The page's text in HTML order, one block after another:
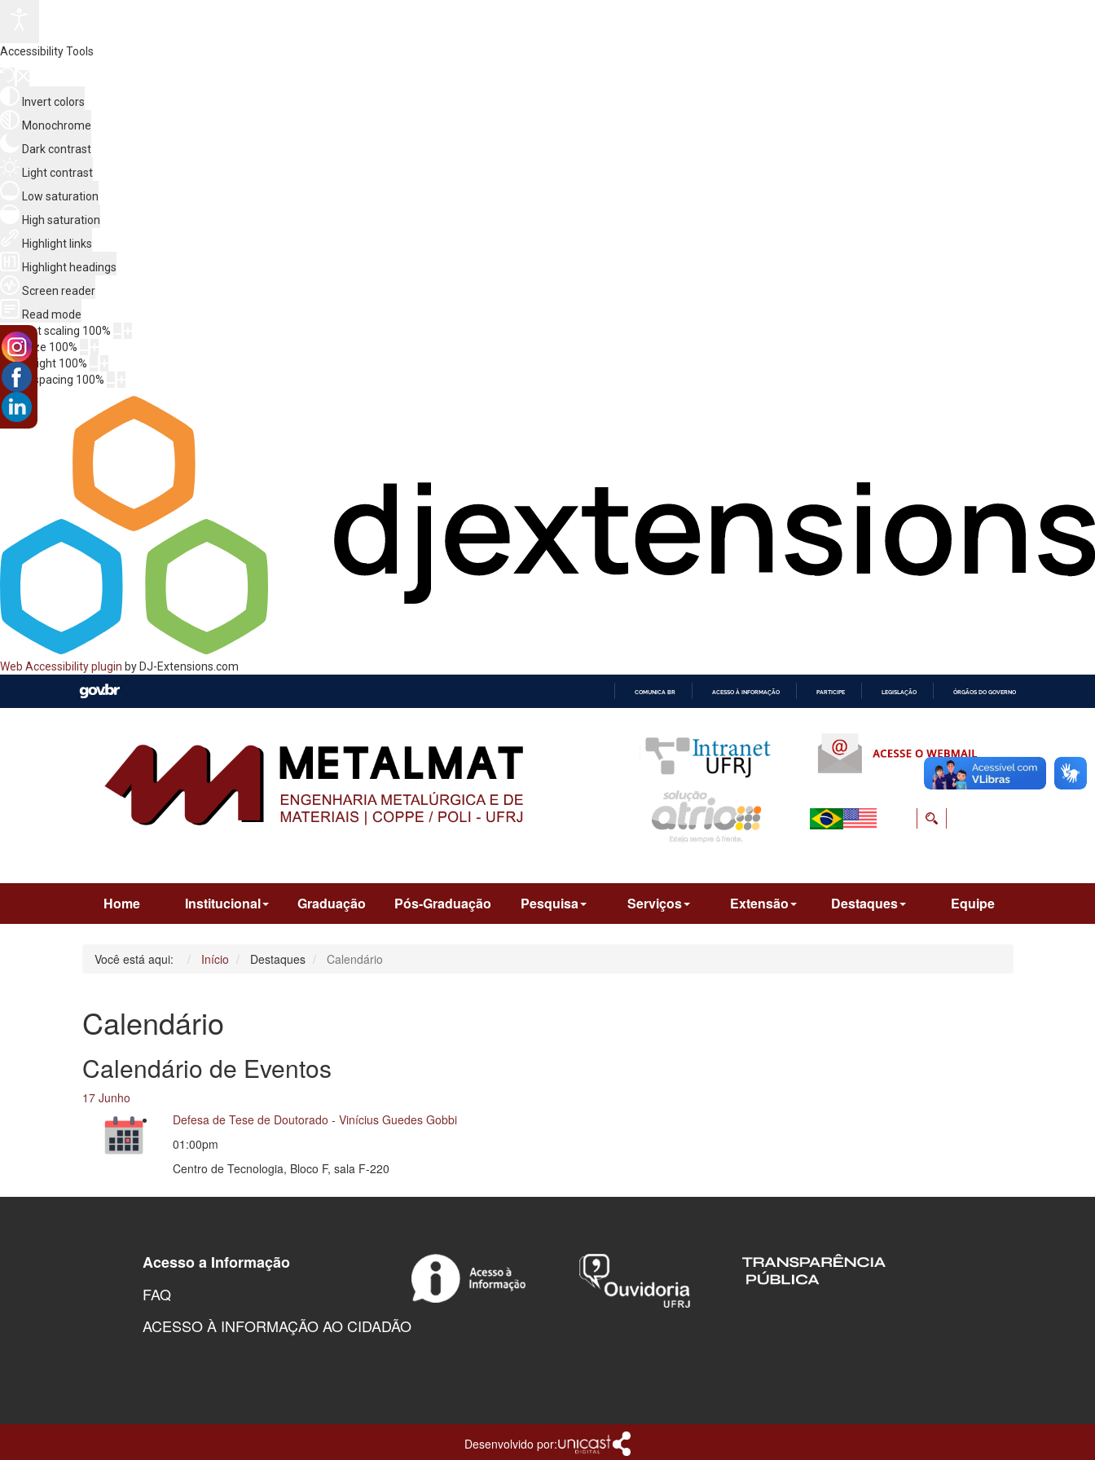
Accessibility Tools
Invert colors
Monochrome
Dark contrast
Light contrast
Low saturation
High saturation
Highlight links
Highlight headings
Screen reader
Read mode
Content scaling 100%
Font size 100%
Line height 100%
Letter spacing 100%
Web Accessibility plugin by DJ-Extensions.com
COMUNICA BR ACESSO À INFORMAÇÃO PARTICIPE LEGISLAÇÃO ÓRGÃOS DO GOVERNO
Home Institucional Graduação Pós-Graduação Pesquisa Serviços Extensão Destaques Equipe
Você está aqui: Início Destaques Calendário
Calendário
Calendário de Eventos
17 Junho
Defesa de Tese de Doutorado - Vinícius Guedes Gobbi
01:00pm
Centro de Tecnologia, Bloco F, sala F-220
Acesso a Informação
FAQ
ACESSO À INFORMAÇÃO AO CIDADÃO
Desenvolvido por: